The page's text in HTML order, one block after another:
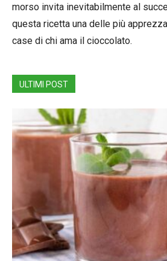
morso invita inevitabilmente al
questa ricetta una delle più
case di chi ama il cioccolato.
ULTIMI POST